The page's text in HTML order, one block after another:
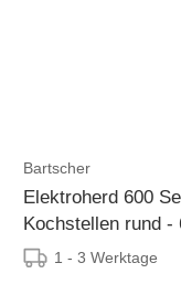
Bartscher
Elektroherd 600
Kochstellen rund -
1 - 3 Werktage